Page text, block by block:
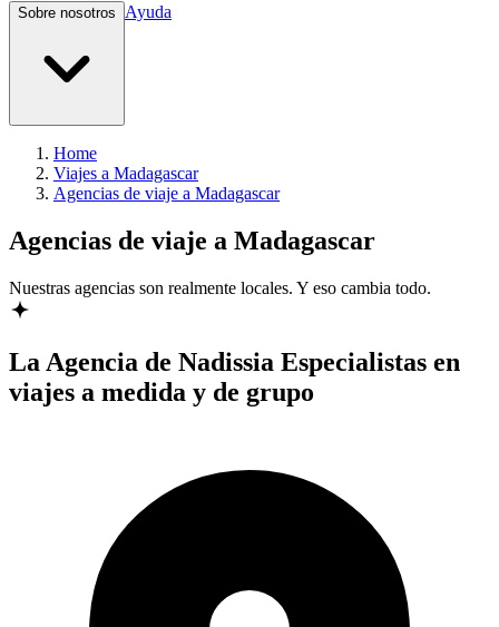
Sobre nosotros Ayuda
Home
Viajes a Madagascar
Agencias de viaje a Madagascar
Agencias de viaje a Madagascar
Nuestras agencias son realmente locales. Y eso cambia todo.
La Agencia de Nadissia Especialistas en
viajes a medida y de grupo